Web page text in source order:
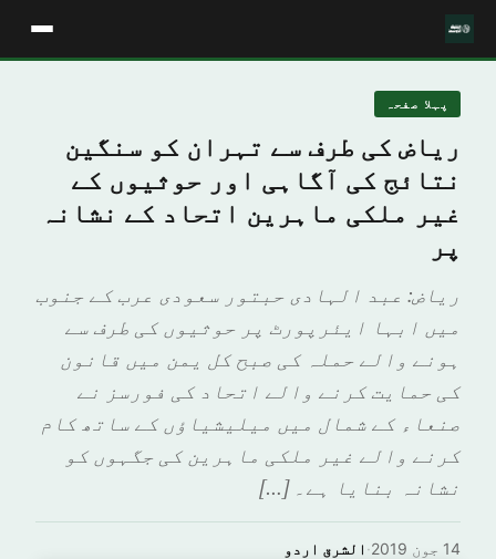
پہلا صفحہ
ریاض کی طرف سے تہران کو سنگین
نتائج کی آگاہی اور حوثیوں کے
غیر ملکی ماہرین اتحاد کے نشانہ
پر
ریاض: عبد الہادی حبتور سعودی عرب کے جنوب
میں ابہا ایئرپورٹ پر حوثیوں کی طرف سے
ہونے والے حملہ کی صبح کل یمن میں قانون
کی حمایت کرنے والے اتحاد کی فورسز نے
صنعاء کے شمال میں میلیشیاؤں کے ساتھ کام
کرنے والے غیر ملکی ماہرین کی جگہوں کو
نشانہ بنایا ہے۔ […]
الشرق اردو · 14 جون 2019